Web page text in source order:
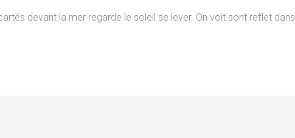
devant la mer regarde le soleil se lever. On voit sont reflet dans